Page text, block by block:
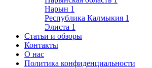
Нарын 1
Республика Калмыкия 1
Элиста 1
Статьи и обзоры
Контакты
О нас
Политика конфиденциальности